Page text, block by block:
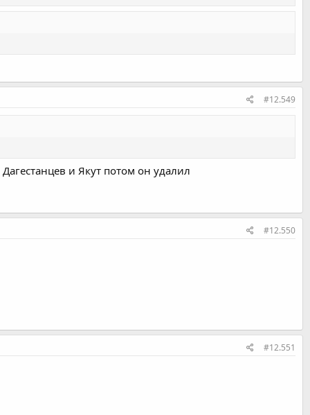
#12.549
и Якут потом он удалил
#12.550
#12.551